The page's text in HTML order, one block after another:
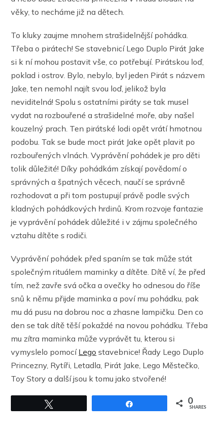
věky, to necháme již na dětech.
To kluky zaujme mnohem strašidelnější pohádka.
Třeba o pirátech! Se stavebnicí Lego Duplo Pirát Jake
si k ní mohou postavit vše, co potřebují. Pirátskou loď,
poklad i ostrov. Bylo, nebylo, byl jeden Pirát s názvem
Jake, ten nemohl najít svou loď, jelikož byla
neviditelná! Spolu s ostatními piráty se tak musel
vydat na rozbouřené a strašidelné moře, aby našel
kouzelný prach. Ten pirátské lodi opět vrátí hmotnou
podobu. Tak se bude moct pirát Jake opět plavit po
rozbouřených vlnách. Vyprávění pohádek je pro děti
tolik důležité! Díky pohádkám získají povědomí o
správných a špatných věcech, naučí se správně
rozhodovat a při tom postupují právě podle svých
kladných pohádkových hrdinů. Krom rozvoje fantazie
je vyprávění pohádek důležité i v zájmu společného
vztahu dítěte s rodiči.
Vyprávění pohádek před spaním se tak může stát
společným rituálem maminky a dítěte. Dítě ví, že před
tím, než zavře svá očka a ovečky ho odnesou do říše
snů k němu přijde maminka a poví mu pohádku, pak
mu dá pusu na dobrou noc a zhasne lampičku. Den co
den se tak dítě těší pokaždé na novou pohádku. Třeba
mu zítra maminka může vyprávět tu, kterou si
vymyslelo pomocí Lego stavebnice! Řady Lego Duplo
Princezny, Rytíři, Letadla, Pirát Jake, Lego Městečko,
Toy Story a další jsou k tomu jako stvořené!
0
SHARES